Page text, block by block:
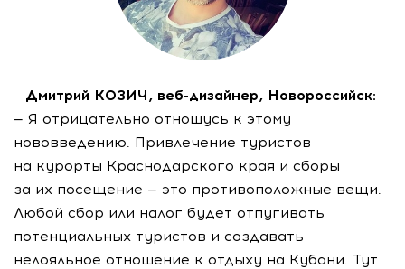
Дмитрий КОЗИЧ, веб-дизайнер, Новороссийск:
— Я отрицательно отношусь к этому
нововведению. Привлечение туристов
на курорты Краснодарского края и сборы
за их посещение — это противоположные вещи.
Любой сбор или налог будет отпугивать
потенциальных туристов и создавать
нелояльное отношение к отдыху на Кубани. Тут